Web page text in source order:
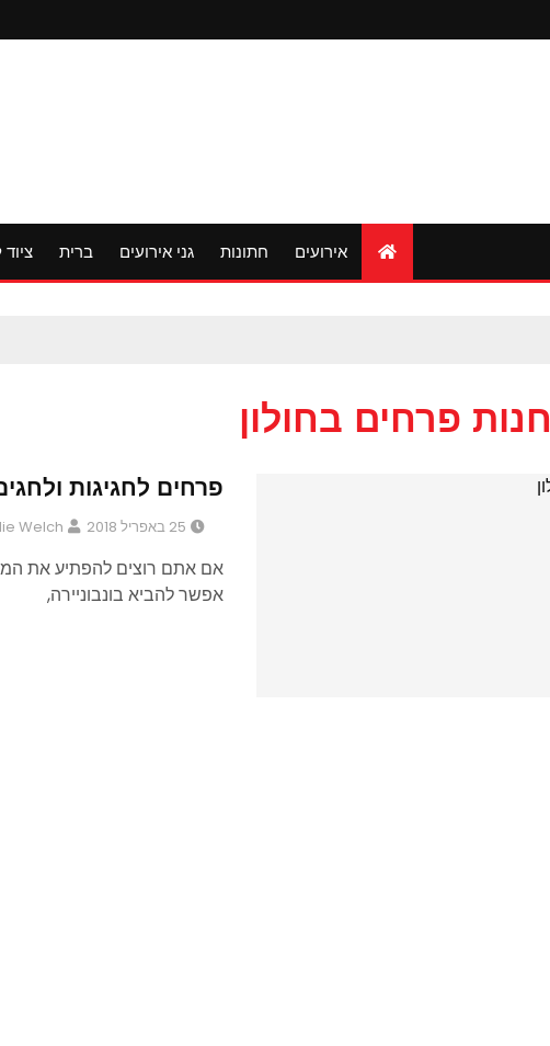
אירועים חתונות גני אירועים ברית
חנות פרחים בחולון
פרחים לחגיגות
25 באפריל 2018 Welch
אם אתם רוצים להפתיע את
אפשר להביא בונבוניירה,